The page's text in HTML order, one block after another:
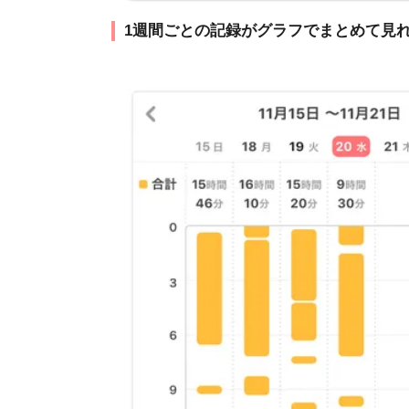
1週間ごとの記録がグラフでまとめて見